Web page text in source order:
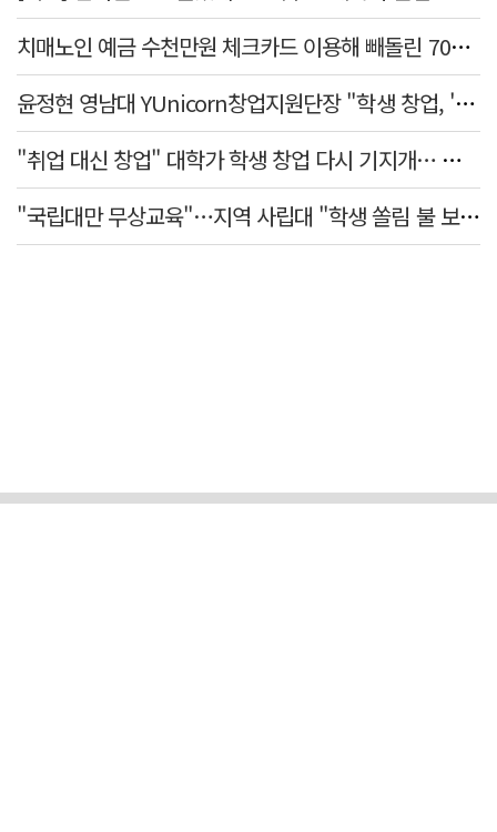
치매노인 예금 수천만원 체크카드 이용해 빼돌린 70대 간병인, 집행유예
윤정현 영남대 YUnicorn창업지원단장 "학생 창업, '팀 빌딩'이 제일 중요"
"취업 대신 창업" 대학가 학생 창업 다시 기지개… 창업자·기업·매출 동반 성장
"국립대만 무상교육"…지역 사립대 "학생 쏠림 불 보듯"